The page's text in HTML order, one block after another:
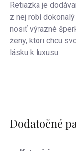
Retiazka je
z nej robí
nosiť výrazné
ženy, ktorí chcú
lásku k luxusu.
Dodatočné